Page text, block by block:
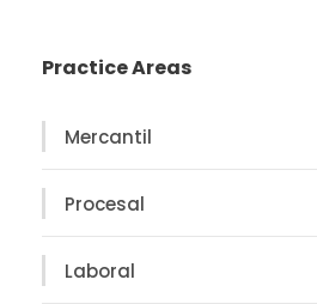
Practice Areas
Mercantil
Procesal
Laboral